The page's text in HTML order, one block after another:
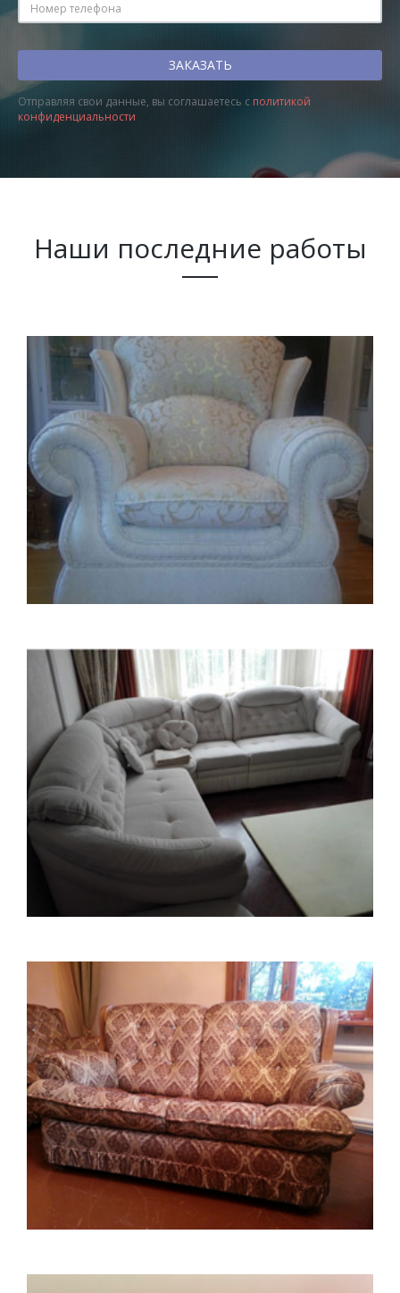
Отправляя свои данные, вы соглашаетесь с политикой
конфиденциальности
Наши последние работы